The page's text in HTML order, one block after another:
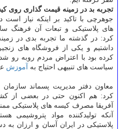
تجربه بد در زمینه قیمت گذاری روی
جوهرچی با تاکید بر اینکه نیاز
های پلاستیکی و تبعات آن فرهنگ
کرد: در گذشته ما تجربه بدی در
داشتیم و یکی از فروشگاه های
کرده بود با اعتراض مردم روبه رو
سیاست های تنبیهی احتیاج به
آموزش
معاون دفتر مدیریت پسماند
کرد: هم اکنون حتی در بعضی از
آفریقا مصرف کیسه های پلاستیکی
آنکه تولیدکننده مواد پتروشیمی
پلاستیکی در ایران آسان و